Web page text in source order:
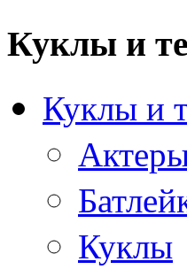
Куклы и
Куклы и
Куклы